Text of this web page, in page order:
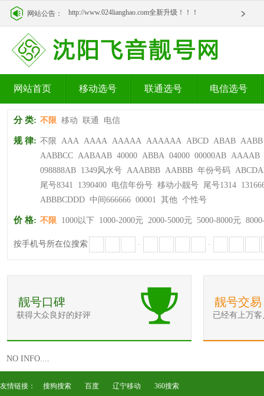
网站公告： http://www.024lianghao.com全新升级！！！
网站首页 移动选号 联通选号 电信选号
分 类: 不限 移动 联通 电信
规 律: 不限 AAA AAAA AAAAA AAAAAA ABCD ABAB AABB
AABBCC AABAAB 40000 ABBA 04000 00000AB AAAAB
098888AB 1349风水号 AAABBB AABBB 年份号码
尾号8341
1390400 电信年份号 移动小靓号 尾号1314
ABBBCDDD 中间666666 00001 其他 个性号
价 格: 不限 1000以下 1000-2000元 2000-5000元 5000-8000元
按手机号所在位搜索 - -
靓号口碑
获得大众良好的好评
靓号交易
已经有上万
NO INFO....
友情链接： 搜狗搜索 百度 辽宁移动 360搜索